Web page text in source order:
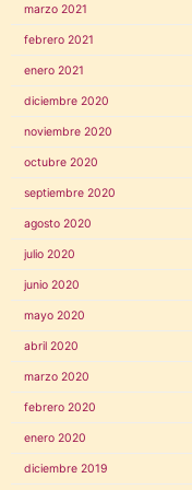
marzo 2021
febrero 2021
enero 2021
diciembre 2020
noviembre 2020
octubre 2020
septiembre 2020
agosto 2020
julio 2020
junio 2020
mayo 2020
abril 2020
marzo 2020
febrero 2020
enero 2020
diciembre 2019